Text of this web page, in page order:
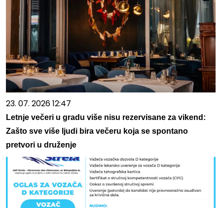
23. 07. 2026 12:47
Letnje večeri u gradu više nisu rezervisane za vikend:
Zašto sve više ljudi bira večeru koja se spontano
pretvori u druženje